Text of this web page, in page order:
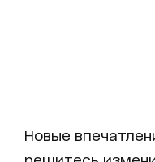
Новые
решитесь